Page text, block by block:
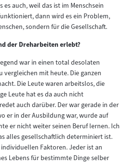
auch, weil das ist im Menschsein
dann wird es ein Problem,
sondern für die Gesellschaft.
der Dreharbeiten erlebt?
war in einen total desolaten
vergleichen mit heute. Die ganzen
Die Leute waren arbeitslos, die
Leute hat es da auch nicht
auch darüber. Der war gerade in der
er in der Ausbildung war, wurde auf
er nicht weiter seinen Beruf lernen. Ich
alles gesellschaftlich determiniert ist.
Faktoren. Jeder ist an
Lebens für bestimmte Dinge selber